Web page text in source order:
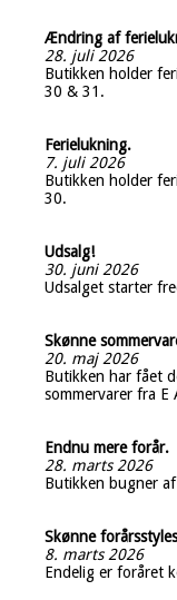
Ændring af
28. juli 2026
Butikken holder
30 & 31.
Ferielukning.
7. juli 2026
Butikken holder
30.
Udsalg!
30. juni 2026
Udsalget starter
Skønne
20. maj 2026
Butikken har fået
sommervarer fra E
Endnu mere forår.
28. marts 2026
Butikken bugner
Skønne
8. marts 2026
Endelig er foråret